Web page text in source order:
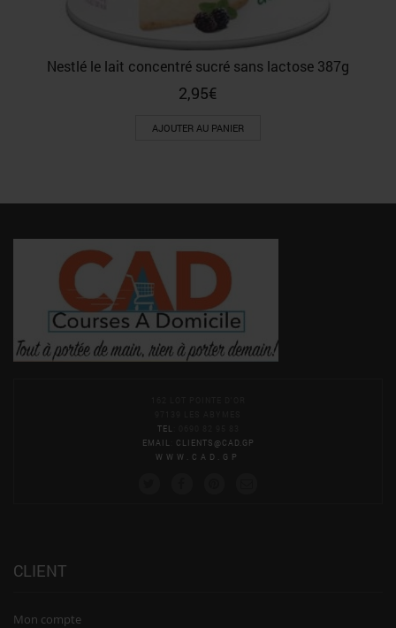
Nestlé le lait concentré sucré sans lactose 387g
2,95€
AJOUTER AU PANIER
TEL
EMAIL
CLIENTS@CAD.GP
WWW.CAD.GP
CLIENT
Mon compte